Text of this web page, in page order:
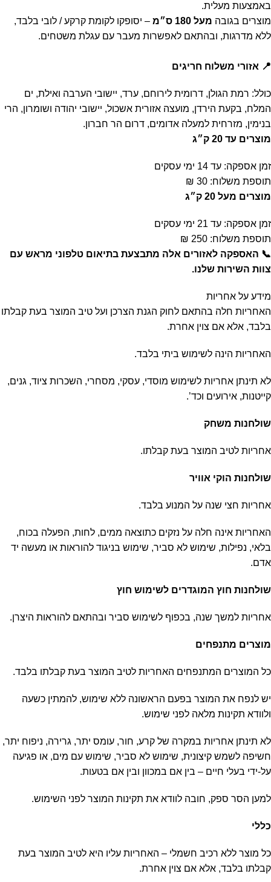
באמצעות מעלית.
מוצרים בגובה מעל 180 ס״מ
– יסופקו לקומת קרקע / לובי בלבד,
ללא מדרגות, ובהתאם לאפשרות מעבר עם עגלת משטחים.
📍 אזורי משלוח חריגים
כולל: רמת הגולן, דרומית לירוחם, ערד, יישובי הערבה ואילת, ים
המלח, בקעת הירדן, מועצה אזורית אשכול, יישובי יהודה ושומרון, הרי
בנימין, מזרחית למעלה אדומים, דרום הר חברון.
מוצרים עד 20 ק״ג
זמן אספקה: עד 14 ימי עסקים
תוספת משלוח: 30 ₪
מוצרים מעל 20 ק״ג
זמן אספקה: עד 21 ימי עסקים
תוספת משלוח: 250 ₪
📞 האספקה לאזורים אלה מתבצעת בתיאום טלפוני מראש עם
צוות השירות שלנו.
מידע על אחריות
האחריות חלה בהתאם לחוק הגנת הצרכן ועל טיב המוצר בעת קבלתו
בלבד, אלא אם צוין אחרת.
האחריות הינה לשימוש ביתי בלבד.
לא תינתן אחריות לשימוש מוסדי, עסקי, מסחרי, השכרות ציוד, גנים,
קייטנות, אירועים וכד’.
שולחנות משחק
אחריות לטיב המוצר בעת קבלתו.
שולחנות הוקי אוויר
אחריות חצי שנה על המנוע בלבד.
האחריות אינה חלה על נזקים כתוצאה ממים, לחות, הפעלה בכוח,
בלאי, נפילות, שימוש לא סביר, שימוש בניגוד להוראות או מעשה יד
אדם.
שולחנות חוץ המוגדרים לשימוש חוץ
אחריות למשך שנה, בכפוף לשימוש סביר ובהתאם להוראות היצרן.
מוצרים מתנפחים
כל המוצרים המתנפחים האחריות לטיב המוצר בעת קבלתו בלבד.
יש לנפח את המוצר בפעם הראשונה ללא שימוש, להמתין כשעה
ולוודא תקינות מלאה לפני שימוש.
לא תינתן אחריות במקרה של קרע, חור, עומס יתר, גרירה, ניפוח יתר,
חשיפה לשמש קיצונית, שימוש לא סביר, שימוש עם מים, או פגיעה
על-ידי בעלי חיים – בין אם במכוון ובין אם בטעות.
למען הסר ספק, חובה לוודא את תקינות המוצר לפני השימוש.
כללי
כל מוצר ללא רכיב חשמלי – האחריות עליו היא לטיב המוצר בעת
קבלתו בלבד, אלא אם צוין אחרת.